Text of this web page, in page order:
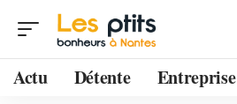
Actu Détente Entreprise